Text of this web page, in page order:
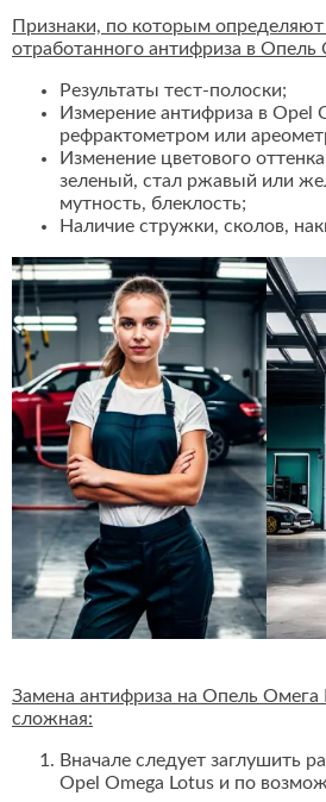
Признаки, по которым определяют
отработанного антифриза в Опель
Результаты тест-полоски;
Измерение антифриза в Opel
рефрактометром или
Изменение цветового
зеленый, стал ржавый или
мутность, блеклость;
Наличие стружки, сколов,
Замена антифриза на Опель Омега
сложная:
Вначале следует заглушить
Opel Omega Lotus и по